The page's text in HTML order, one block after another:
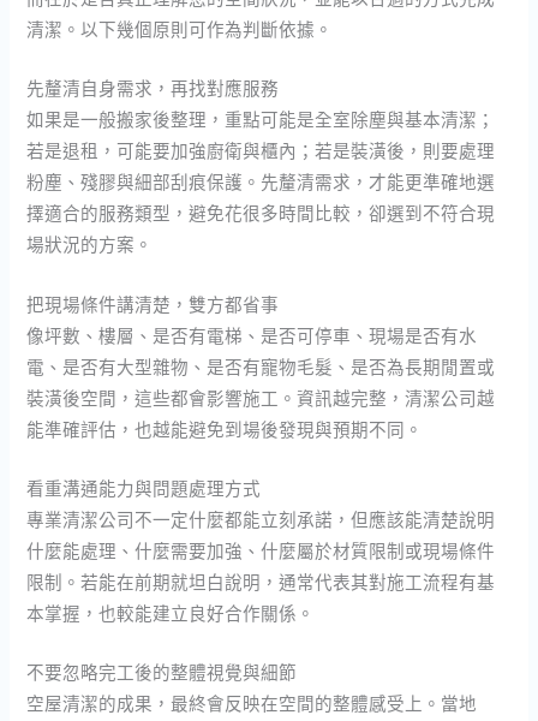
清潔。以下幾個原則可作為判斷依據。
先釐清自身需求，再找對應服務
如果是一般搬家後整理，重點可能是全室除塵與基本清潔；
若是退租，可能要加強廚衛與櫃內；若是裝潢後，則要處理
粉塵、殘膠與細部刮痕保護。先釐清需求，才能更準確地選
擇適合的服務類型，避免花很多時間比較，卻選到不符合現
場狀況的方案。
把現場條件講清楚，雙方都省事
像坪數、樓層、是否有電梯、是否可停車、現場是否有水
電、是否有大型雜物、是否有寵物毛髮、是否為長期閒置或
裝潢後空間，這些都會影響施工。資訊越完整，清潔公司越
能準確評估，也越能避免到場後發現與預期不同。
看重溝通能力與問題處理方式
專業清潔公司不一定什麼都能立刻承諾，但應該能清楚說明
什麼能處理、什麼需要加強、什麼屬於材質限制或現場條件
限制。若能在前期就坦白說明，通常代表其對施工流程有基
本掌握，也較能建立良好合作關係。
不要忽略完工後的整體視覺與細節
空屋清潔的成果，最終會反映在空間的整體感受上。當地